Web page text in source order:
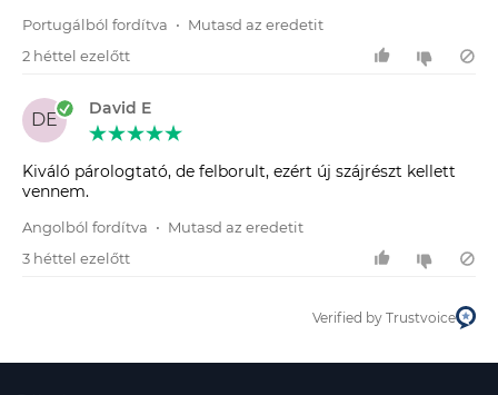
Portugálból fordítva • Mutasd az eredetit
2 héttel ezelőtt
DE
David E
Kiváló párologtató, de felborult, ezért új szájrészt kellett
vennem.
Angolból fordítva • Mutasd az eredetit
3 héttel ezelőtt
Verified by Trustvoice